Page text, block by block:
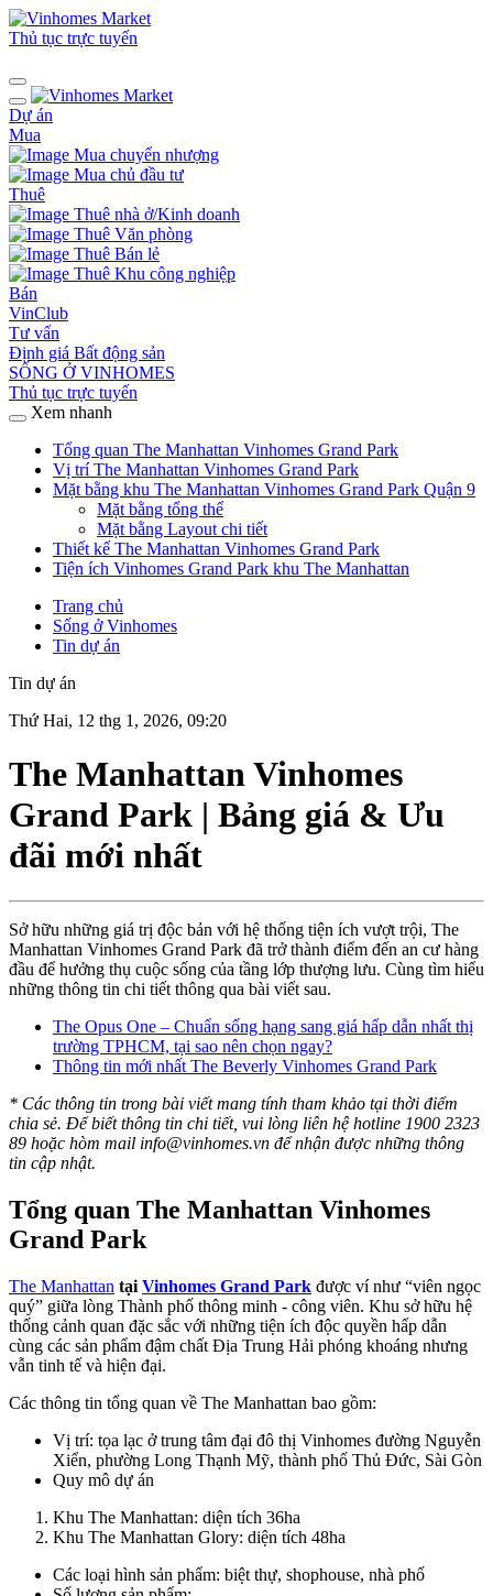
Thủ tục trực tuyến
Dự án
Mua
Mua chuyển nhượng
Mua chủ đầu tư
Thuê
Thuê nhà ở/Kinh doanh
Thuê Văn phòng
Thuê Bán lẻ
Thuê Khu công nghiệp
Bán
VinClub
Tư vấn
Định giá Bất động sản
SỐNG Ở VINHOMES
Thủ tục trực tuyến
Xem nhanh
Tổng quan The Manhattan Vinhomes Grand Park
Vị trí The Manhattan Vinhomes Grand Park
Mặt bằng khu The Manhattan Vinhomes Grand Park Quận 9
Mặt bằng tổng thể
Mặt bằng Layout chi tiết
Thiết kế The Manhattan Vinhomes Grand Park
Tiện ích Vinhomes Grand Park khu The Manhattan
Trang chủ
Sống ở Vinhomes
Tin dự án
Tin dự án
Thứ Hai, 12 thg 1, 2026, 09:20
The Manhattan Vinhomes
Grand Park | Bảng giá & Ưu
đãi mới nhất
Sở hữu những giá trị độc bản với hệ thống tiện ích vượt trội, The
Manhattan Vinhomes Grand Park đã trở thành điểm đến an cư hàng
đầu để hưởng thụ cuộc sống của tầng lớp thượng lưu. Cùng tìm hiểu
những thông tin chi tiết thông qua bài viết sau.
The Opus One – Chuẩn sống hạng sang giá hấp dẫn nhất thị
trường TPHCM, tại sao nên chọn ngay?
Thông tin mới nhất The Beverly Vinhomes Grand Park
* Các thông tin trong bài viết mang tính tham khảo tại thời điểm
chia sẻ. Để biết thông tin chi tiết, vui lòng liên hệ hotline 1900 2323
89 hoặc hòm mail info@vinhomes.vn để nhận được những thông
tin cập nhật.
Tổng quan The Manhattan Vinhomes
Grand Park
The Manhattan tại Vinhomes Grand Park được ví như “viên ngọc
quý” giữa lòng Thành phố thông minh - công viên. Khu sở hữu hệ
thống cảnh quan đặc sắc với những tiện ích độc quyền hấp dẫn
cùng các sản phẩm đậm chất Địa Trung Hải phóng khoáng nhưng
vẫn tinh tế và hiện đại.
Các thông tin tổng quan về The Manhattan bao gồm:
Vị trí: tọa lạc ở trung tâm đại đô thị Vinhomes đường Nguyễn
Xiển, phường Long Thạnh Mỹ, thành phố Thủ Đức, Sài Gòn
Quy mô dự án
Khu The Manhattan: diện tích 36ha
Khu The Manhattan Glory: diện tích 48ha
Các loại hình sản phẩm: biệt thự, shophouse, nhà phố